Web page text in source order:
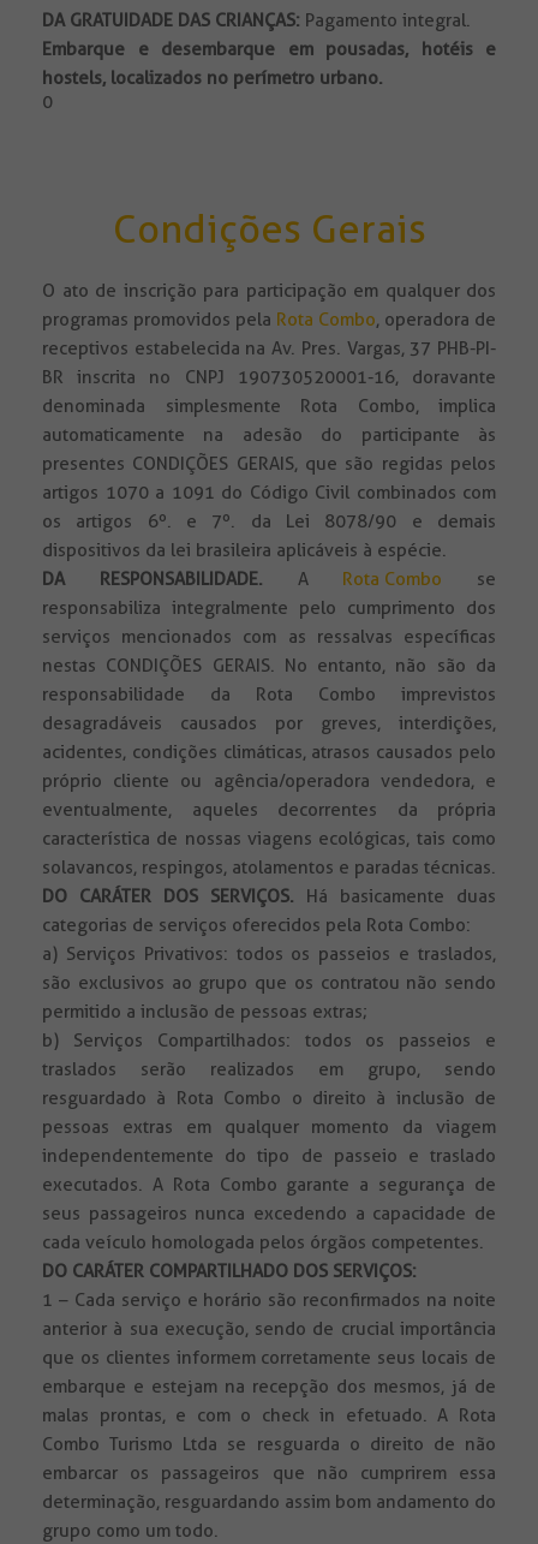
DA GRATUIDADE DAS CRIANÇAS: Pagamento integral.
Embarque e desembarque em pousadas, hotéis e
hostels, localizados no perímetro urbano.
0
Condições Gerais
O ato de inscrição para participação em qualquer dos
programas promovidos pela Rota Combo, operadora de
receptivos estabelecida na Av. Pres. Vargas, 37 PHB-PI-
BR inscrita no CNPJ 190730520001-16, doravante
denominada simplesmente Rota Combo, implica
automaticamente na adesão do participante às
presentes CONDIÇÕES GERAIS, que são regidas pelos
artigos 1070 a 1091 do Código Civil combinados com
os artigos 6º. e 7º. da Lei 8078/90 e demais
dispositivos da lei brasileira aplicáveis à espécie.
DA RESPONSABILIDADE. A Rota Combo se
responsabiliza integralmente pelo cumprimento dos
serviços mencionados com as ressalvas específicas
nestas CONDIÇÕES GERAIS. No entanto, não são da
responsabilidade da Rota Combo imprevistos
desagradáveis causados por greves, interdições,
acidentes, condições climáticas, atrasos causados pelo
próprio cliente ou agência/operadora vendedora, e
eventualmente, aqueles decorrentes da própria
característica de nossas viagens ecológicas, tais como
solavancos, respingos, atolamentos e paradas técnicas.
DO CARÁTER DOS SERVIÇOS. Há basicamente duas
categorias de serviços oferecidos pela Rota Combo:
a) Serviços Privativos: todos os passeios e traslados,
são exclusivos ao grupo que os contratou não sendo
permitido a inclusão de pessoas extras;
b) Serviços Compartilhados: todos os passeios e
traslados serão realizados em grupo, sendo
resguardado à Rota Combo o direito à inclusão de
pessoas extras em qualquer momento da viagem
independentemente do tipo de passeio e traslado
executados. A Rota Combo garante a segurança de
seus passageiros nunca excedendo a capacidade de
cada veículo homologada pelos órgãos competentes.
DO CARÁTER COMPARTILHADO DOS SERVIÇOS:
1 – Cada serviço e horário são reconfirmados na noite
anterior à sua execução, sendo de crucial importância
que os clientes informem corretamente seus locais de
embarque e estejam na recepção dos mesmos, já de
malas prontas, e com o check in efetuado. A Rota
Combo Turismo Ltda se resguarda o direito de não
embarcar os passageiros que não cumprirem essa
determinação, resguardando assim bom andamento do
grupo como um todo.